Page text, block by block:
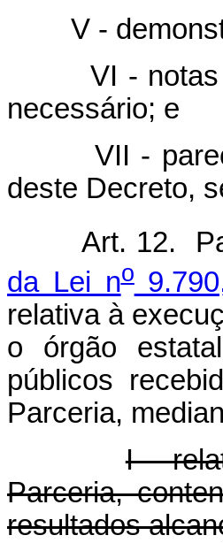
V -
VI - notas
necessário; e
VII - parecer
deste Decreto,
Art. 12.
da Lei no
relativa à
o órgão
públicos
Parceria,
I -
Parceria,
resultados